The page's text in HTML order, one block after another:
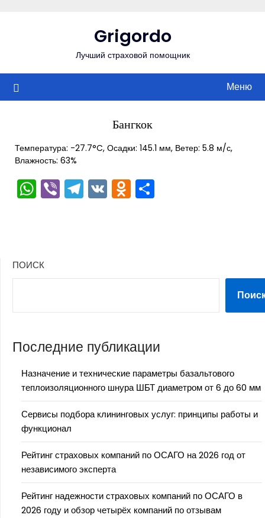
Grigordo
Лучший страховой помощник
Меню
Бангкок
Температура: -27.7°C, Осадки: 145.1 мм, Ветер: 5.8 м/с,
Влажность: 63%
WhatsApp
ViberTelegram
VKOdnoklassniki
ПОИСК
Последние публикации
Назначение и технические параметры базальтового
теплоизоляционного шнура ШБТ диаметром от 6 до 60 мм
Сервисы подбора клининговых услуг: принципы работы и
функционал
Рейтинг страховых компаний по ОСАГО на 2026 год от
независимого эксперта
Рейтинг надежности страховых компаний по ОСАГО в
2026 году и обзор четырёх компаний по отзывам